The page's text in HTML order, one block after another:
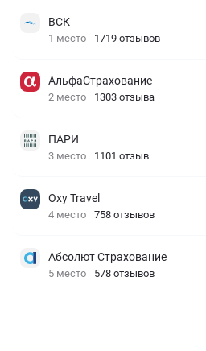
ВСК
1 место 1719 отзывов
АльфаСтрахование
2 место 1303 отзыва
ПАРИ
3 место 1101 отзыв
Oxy Travel
4 место 758 отзывов
Абсолют Страхование
5 место 578 отзывов